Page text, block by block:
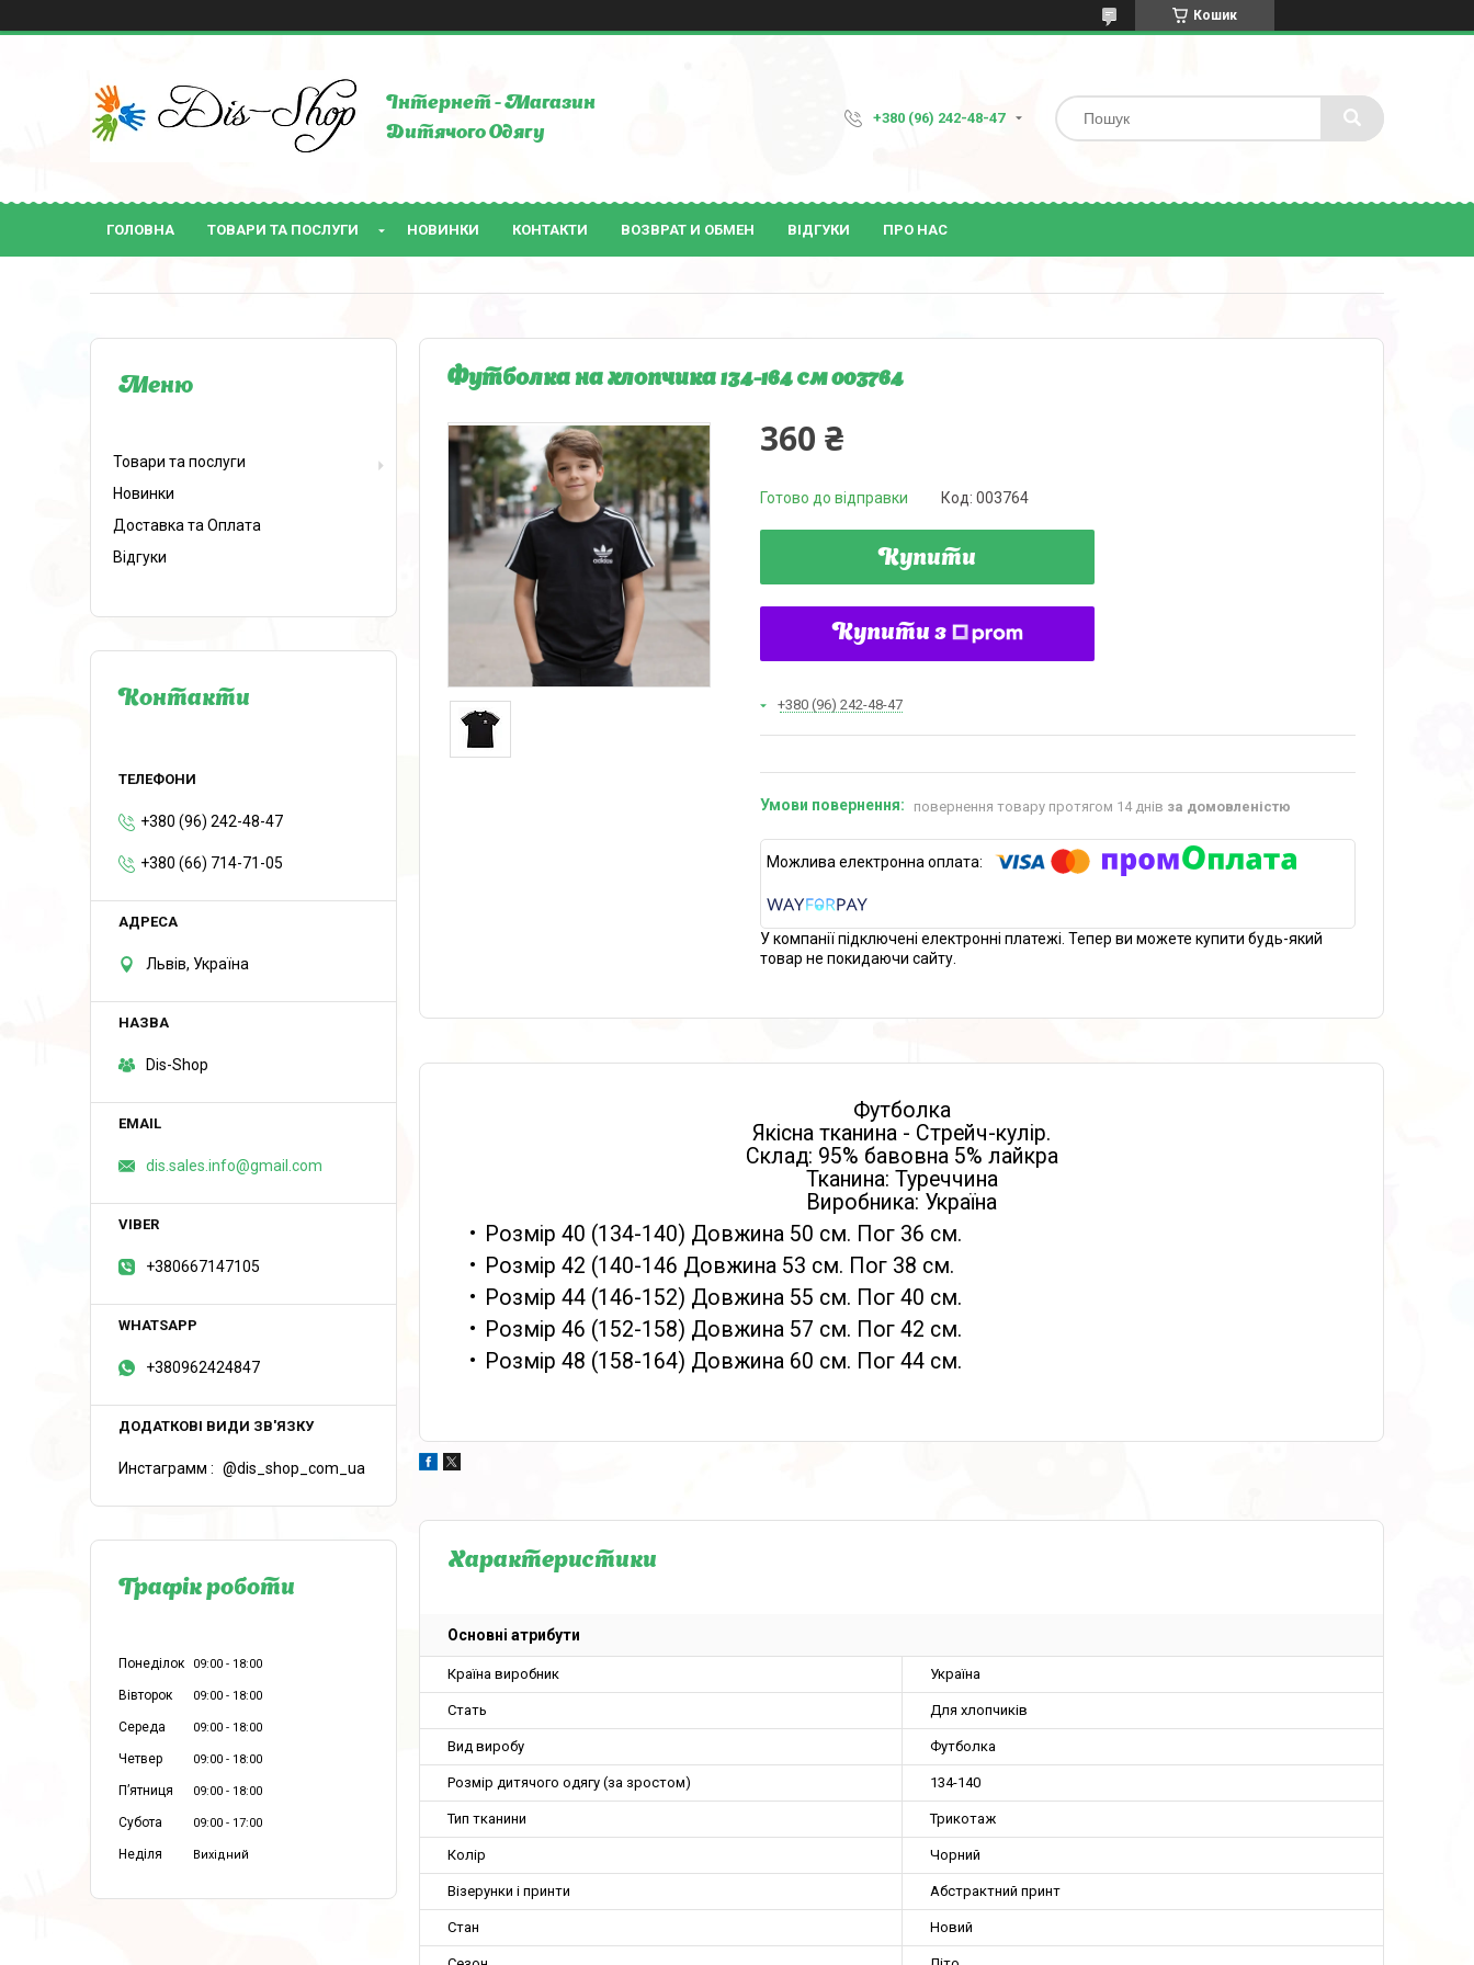
Кошик
Інтернет - Магазин
Дитячого Одягу
+380 (96) 242-48-47
ГОЛОВНА ТОВАРИ ТА ПОСЛУГИ НОВИНКИ КОНТАКТИ ВОЗВРАТ И ОБМЕН ВІДГУКИ ПРО НАС
Футболка на хлопчика 134-164 см 003764
360 ₴
Готово до відправки Код: 003764
Купити
Купити з
+380 (96) 242-48-47
повернення товару протягом 14 днів за домовленістю
У компанії підключені електронні платежі. Тепер ви можете купити будь-який
товар не покидаючи сайту.
Футболка
Якісна тканина - Стрейч-кулір.
Склад: 95% бавовна 5% лайкра
Тканина: Туреччина
Виробника: Україна
Розмір 40 (134-140) Довжина 50 см. Пог 36 см.
Розмір 42 (140-146 Довжина 53 см. Пог 38 см.
Розмір 44 (146-152) Довжина 55 см. Пог 40 см.
Розмір 46 (152-158) Довжина 57 см. Пог 42 см.
Розмір 48 (158-164) Довжина 60 см. Пог 44 см.
Характеристики
Основні атрибути
Країна виробник Україна
Стать Для хлопчиків
Вид виробу Футболка
Розмір дитячого одягу (за зростом) 134-140
Тип тканини Трикотаж
Колір Чорний
Візерунки і принти Абстрактний принт
Стан Новий
Товари та послуги
Новинки
Доставка та Оплата
Відгуки
Контакти
+380 (96) 242-48-47
+380 (66) 714-71-05
Львів, Україна
Dis-Shop
dis.sales.info@gmail.com
+380667147105
+380962424847
Инстаграмм @dis_shop_com_ua
Графік роботи
Понеділок 09:00 18:00
Вівторок 09:00 18:00
Середа 09:00 18:00
Четвер 09:00 18:00
Пʼятниця 09:00 18:00
Субота 09:00 17:00
Неділя Вихідний